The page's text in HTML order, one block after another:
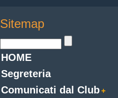
Sitemap
HOME
Segreteria
Comunicati dal Club